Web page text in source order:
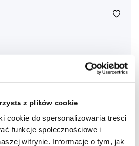
z plików cookie
cookie do spersonalizowania treści
funkcje społecznościowe i
witrynie. Informacje o tym, jak